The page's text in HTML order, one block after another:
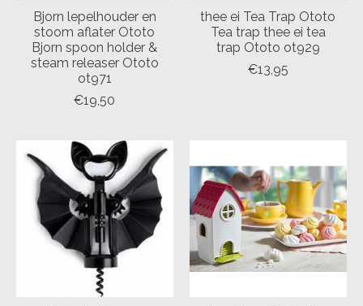
Bjorn lepelhouder en
stoom aflater Ototo
Bjorn spoon holder &
steam releaser Ototo
ot971
€19,50
thee ei Tea Trap Ototo
Tea trap thee ei tea
trap Ototo ot929
€13,95